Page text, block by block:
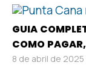
GUIA
COMO
8 de abril de 2025